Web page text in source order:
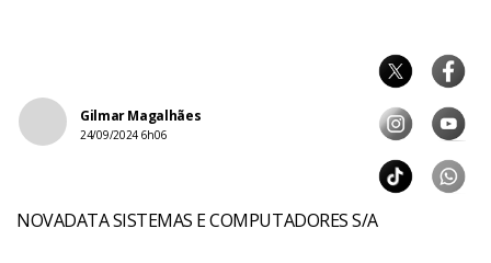
Gilmar Magalhães
24/09/2024 6h06
NOVADATA SISTEMAS E COMPUTADORES S/A